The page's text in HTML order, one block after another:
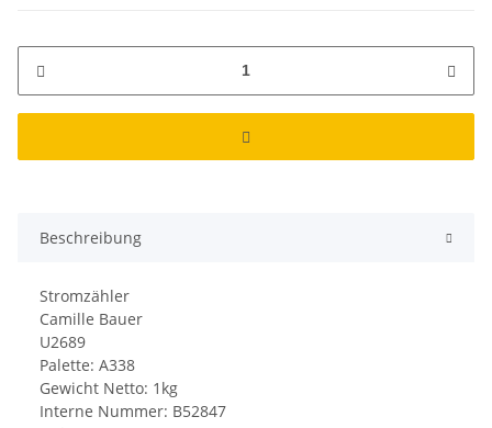
Beschreibung
Stromzähler
Camille Bauer
U2689
Palette: A338
Gewicht Netto: 1kg
Interne Nummer: B52847